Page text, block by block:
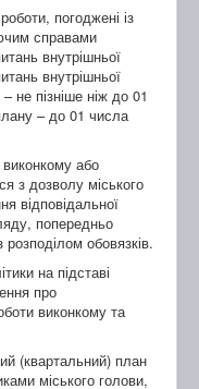
погоджені із
справами
внутрішньої
внутрішньої
не пізніше ніж до 01
– до 01 числа
або
з дозволу міського
відповідальної
попередньо
обовязків.
на підставі
про
виконкому та
(квартальний) план
міського голови,